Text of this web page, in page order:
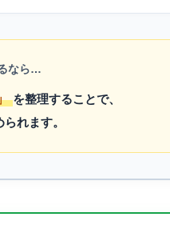
なら…
を整理することで、
れます。